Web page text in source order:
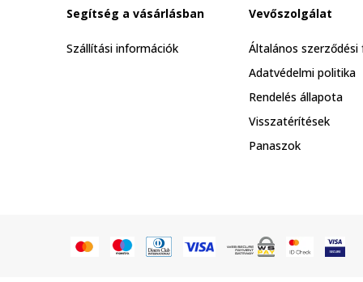
Segítség a vásárlásban
Szállítási információk
Vevőszolgálat
Általános
Adatvédelmi politika
Rendelés állapota
Visszatérítések
Panaszok